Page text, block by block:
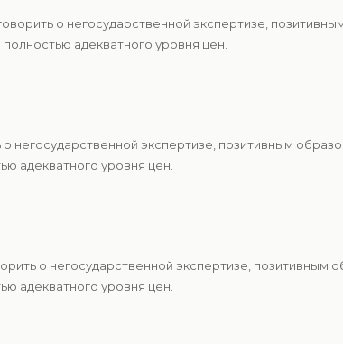
о негосударственной экспертизе,
адекватного уровня цен.
негосударственной экспертизе, позитивным
адекватного уровня цен.
о негосударственной экспертизе, позитивным
адекватного уровня цен.